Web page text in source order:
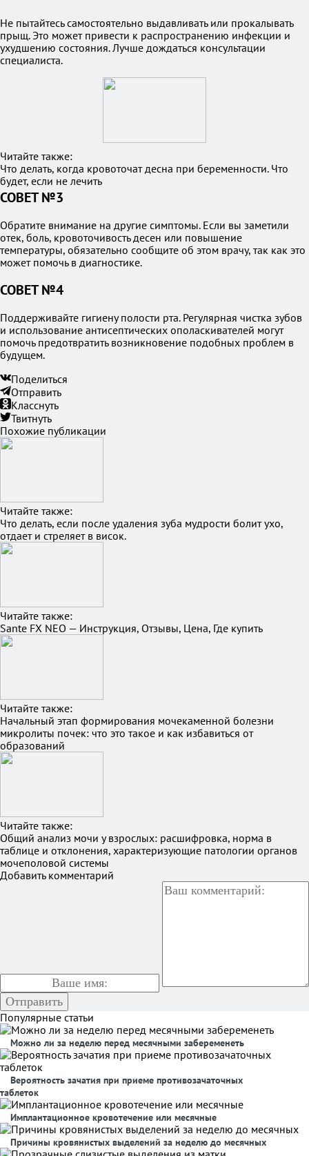
Не пытайтесь самостоятельно выдавливать или прокалывать
прыщ. Это может привести к распространению инфекции и
ухудшению состояния. Лучше дождаться консультации
специалиста.
Читайте также:
Что делать, когда кровоточат десна при беременности. Что
будет, если не лечить
СОВЕТ №3
Обратите внимание на другие симптомы. Если вы заметили
отек, боль, кровоточивость десен или повышение
температуры, обязательно сообщите об этом врачу, так как это
может помочь в диагностике.
СОВЕТ №4
Поддерживайте гигиену полости рта. Регулярная чистка зубов
и использование антисептических ополаскивателей могут
помочь предотвратить возникновение подобных проблем в
будущем.
Поделиться
Отправить
Класснуть
Твитнуть
Похожие публикации
Читайте также:
Что делать, если после удаления зуба мудрости болит ухо,
отдает и стреляет в висок.
Читайте также:
Sante FX NEO — Инструкция, Отзывы, Цена, Где купить
Читайте также:
Начальный этап формирования мочекаменной болезни
микролиты почек: что это такое и как избавиться от
образований
Читайте также:
Общий анализ мочи у взрослых: расшифровка, норма в
таблице и отклонения, характеризующие патологии органов
мочеполовой системы
Добавить комментарий
Популярные статьи
Можно ли за неделю перед месячными забеременеть
Вероятность зачатия при приеме противозачаточных
таблеток
Имплантационное кровотечение или месячные
Причины кровянистых выделений за неделю до месячных